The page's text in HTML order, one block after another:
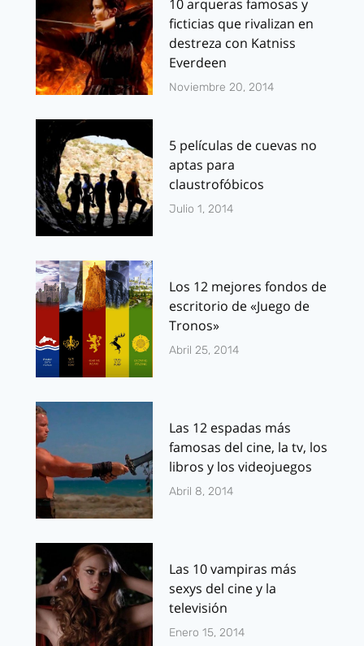
10 arqueras famosas y
ficticias que rivalizan en
destreza con Katniss
Everdeen
Noviembre 20, 2014
5 películas de cuevas no
aptas para
claustrofóbicos
Julio 1, 2014
Los 12 mejores fondos de
escritorio de «Juego de
Tronos»
Abril 25, 2014
Las 12 espadas más
famosas del cine, la tv, los
libros y los videojuegos
Abril 8, 2014
Las 10 vampiras más
sexys del cine y la
televisión
Enero 15, 2014